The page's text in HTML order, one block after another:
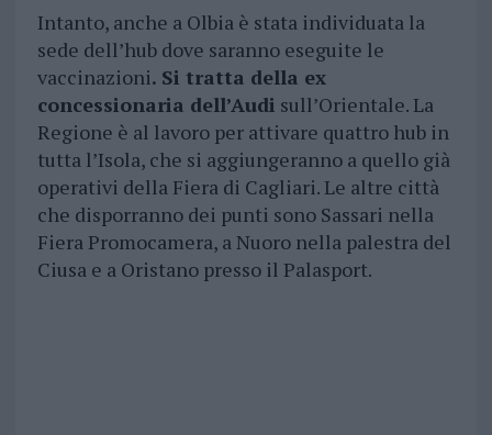
Intanto, anche a Olbia è stata individuata la
sede dell’hub dove saranno eseguite le
vaccinazioni. Si tratta della ex
concessionaria dell’Audi sull’Orientale. La
Regione è al lavoro per attivare quattro hub in
tutta l’Isola, che si aggiungeranno a quello già
operativi della Fiera di Cagliari. Le altre città
che disporranno dei punti sono Sassari nella
Fiera Promocamera, a Nuoro nella palestra del
Ciusa e a Oristano presso il Palasport.